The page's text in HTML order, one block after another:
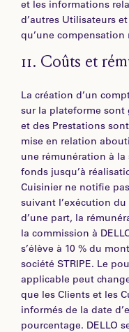
et les informations
d’autres Utilisateurs
qu’une compensation
11. Coûts et
La création d’un
sur la plateforme sont
et des Prestations
mise en relation
une rémunération à la
fonds jusqu’à
Cuisinier ne notifie
suivant l’exécution du
d’une part, la
la commission à
s’élève à 10 % du
société STRIPE. Le
applicable peut
que les Clients et les
informés de la date
pourcentage. DELLO